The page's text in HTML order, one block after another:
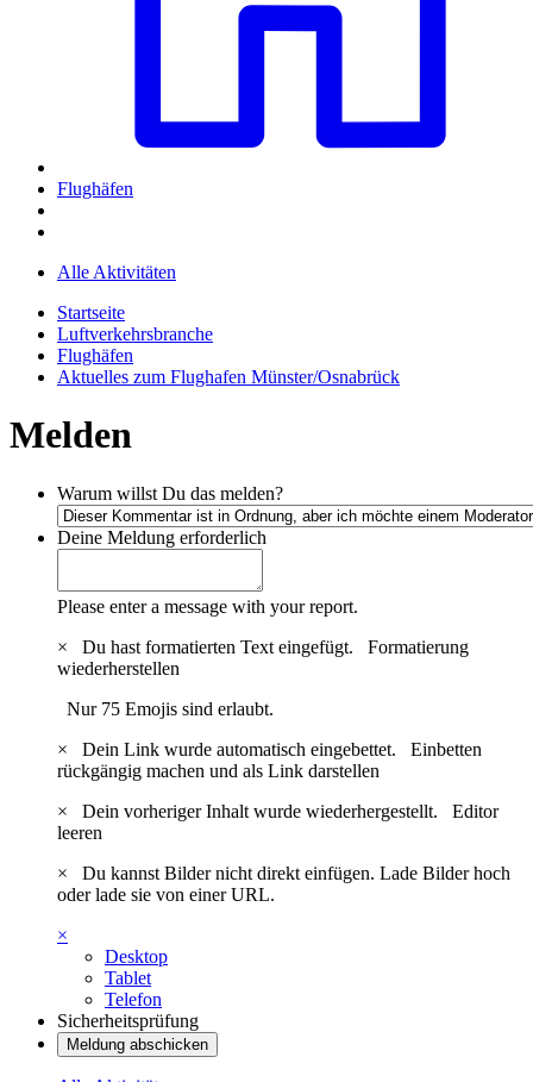
Flughäfen
Alle Aktivitäten
Startseite
Luftverkehrsbranche
Flughäfen
Aktuelles zum Flughafen Münster/Osnabrück
Melden
Warum willst Du das melden?
Deine Meldung erforderlich
Please enter a message with your report.
×
Du hast formatierten Text eingefügt. Formatierung
wiederherstellen
Nur 75 Emojis sind erlaubt.
×
Dein Link wurde automatisch eingebettet. Einbetten
rückgängig machen und als Link darstellen
×
Dein vorheriger Inhalt wurde wiederhergestellt. Editor
leeren
×
Du kannst Bilder nicht direkt einfügen. Lade Bilder hoch
oder lade sie von einer URL.
×
Desktop
Tablet
Telefon
Sicherheitsprüfung
Meldung abschicken